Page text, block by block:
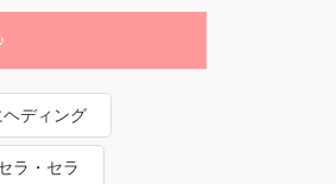
ディング
ラ・セラ